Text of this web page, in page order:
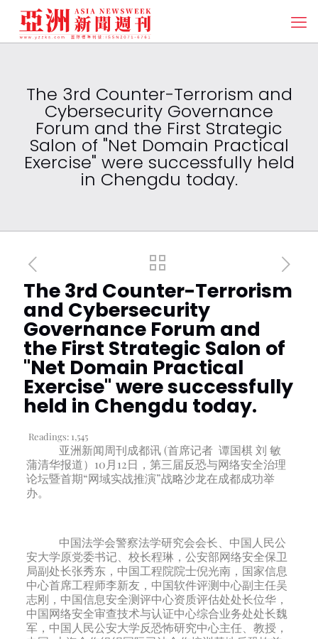
The 3rd Counter-Terrorism and
Cybersecurity Governance
Forum and the First Strategic
Salon of "Net Domain Practical
Exercise" were successfully held
in Chengdu today.
The 3rd Counter-Terrorism
and Cybersecurity
Governance Forum and
the First Strategic Salon of
"Net Domain Practical
Exercise" were successfully
held in Chengdu today.
Readings: 1,545
亚洲新闻周刊成都讯 (首席记者 谭国棋 刘 敏
蒲清华报道）10月12日，第三届反恐与网络安全治理
论坛暨首期“网域实战推演”战略沙龙在成都成功举
办。
中国法学会警察法学研究会会长、中国人民公
安大学原党委书记、校长程琳，公安部网络安全保卫
局副处长张秀东，中国工程院院士倪光南，国家信息
中心首席工程师李新友，中国软件评测中心副主任吴
志刚，中国信息安全测评中心资质评估处处长位华，
中国网络安全审查技术与认证中心综合业务处处长魏
军，中国人民公安大学反恐怖研究中心主任、教授，